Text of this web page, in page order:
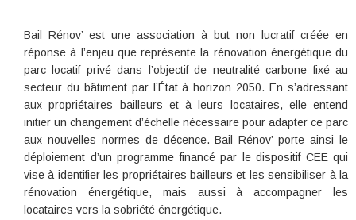
Bail Rénov’ est une association à but non lucratif créée en
réponse à l’enjeu que représente la rénovation énergétique du
parc locatif privé dans l’objectif de neutralité carbone fixé au
secteur du bâtiment par l’État à horizon 2050. En s’adressant
aux propriétaires bailleurs et à leurs locataires, elle entend
initier un changement d’échelle nécessaire pour adapter ce parc
aux nouvelles normes de décence. Bail Rénov’ porte ainsi le
déploiement d’un programme financé par le dispositif CEE qui
vise à identifier les propriétaires bailleurs et les sensibiliser à la
rénovation énergétique, mais aussi à accompagner les
locataires vers la sobriété énergétique.